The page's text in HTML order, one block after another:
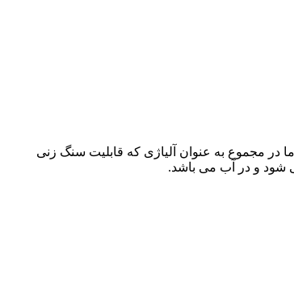
اما در مجموع به عنوان آلیاژی که قابلیت سنگ زنی